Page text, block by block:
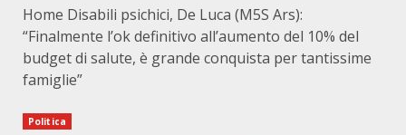
Home Disabili psichici, De Luca (M5S Ars):
“Finalmente l’ok definitivo all’aumento del 10% del
budget di salute, è grande conquista per tantissime
famiglie”
Politica